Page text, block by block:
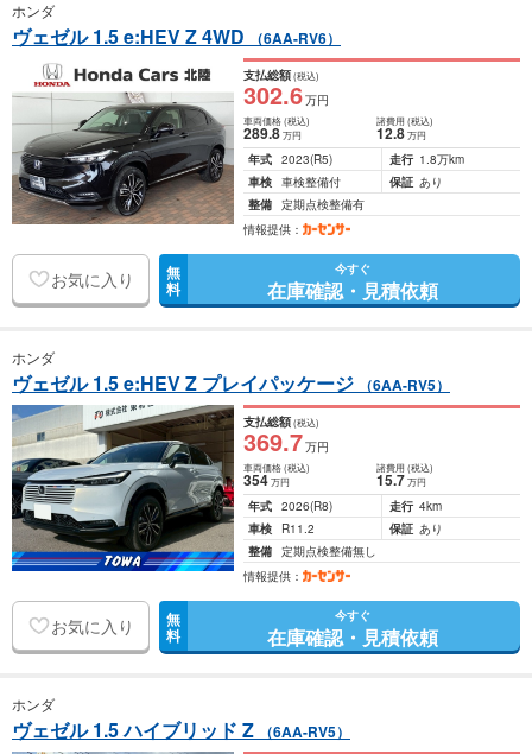
ホンダ
ヴェゼル 1.5 e:HEV Z 4WD （6AA-RV6）
支払総額(税込)
302.6万円
車両価格(税込)
289.8万円
諸費用 (税込)
12.8 万円
年式 2023(R5) 走行 1.8万km
車検 車検整備付 保証 あり
整備 定期点検整備有
情報提供：
お気に入り 無
料
今すぐ
在庫確認・見積依頼
ホンダ
ヴェゼル 1.5 e:HEV Z プレイパッケージ （6AA-RV5）
支払総額(税込)
369.7万円
車両価格(税込)
354万円
諸費用 (税込)
15.7 万円
年式 2026(R8) 走行 4km
車検
R11.2 保証 あり
整備 定期点検整備無し
情報提供：
お気に入り 無
料
今すぐ
在庫確認・見積依頼
ホンダ
ヴェゼル 1.5 ハイブリッド Z （6AA-RV5）